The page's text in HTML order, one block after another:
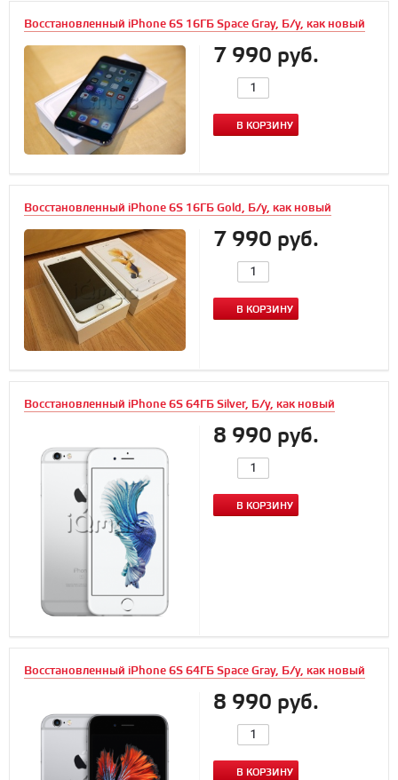
Восстановленный iPhone 6S 16ГБ Space Gray, Б/у, как новый
7 990 руб.
В КОРЗИНУ
Восстановленный iPhone 6S 16ГБ Gold, Б/у, как новый
7 990 руб.
В КОРЗИНУ
Восстановленный iPhone 6S 64ГБ Silver, Б/у, как новый
8 990 руб.
В КОРЗИНУ
Восстановленный iPhone 6S 64ГБ Space Gray, Б/у, как новый
8 990 руб.
В КОРЗИНУ